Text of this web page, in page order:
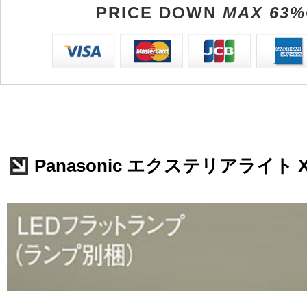
PRICE DOWN MAX
Panasonic エクステリアライト